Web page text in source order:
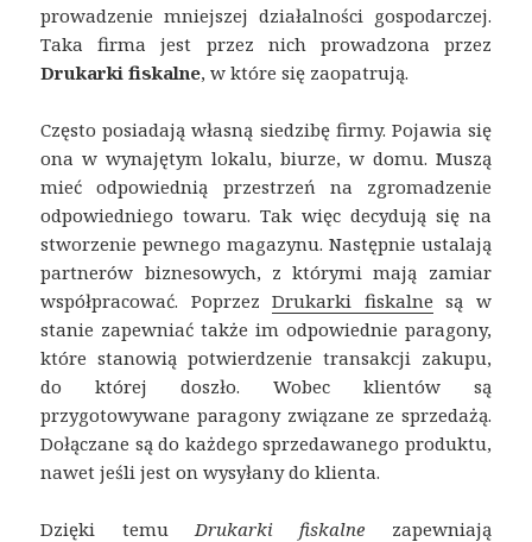
prowadzenie mniejszej działalności gospodarczej.
Taka firma jest przez nich prowadzona przez
Drukarki fiskalne, w które się zaopatrują.
Często posiadają własną siedzibę firmy. Pojawia się
ona w wynajętym lokalu, biurze, w domu. Muszą
mieć odpowiednią przestrzeń na zgromadzenie
odpowiedniego towaru. Tak więc decydują się na
stworzenie pewnego magazynu. Następnie ustalają
partnerów biznesowych, z którymi mają zamiar
współpracować. PoprzezDrukarki fiskalne są w
stanie zapewniać także im odpowiednie paragony,
które stanowią potwierdzenie transakcji zakupu,
do której doszło. Wobec klientów są
przygotowywane paragony związane ze sprzedażą.
Dołączane są do każdego sprzedawanego produktu,
nawet jeśli jest on wysyłany do klienta.
Dzięki temu Drukarki fiskalne zapewniają